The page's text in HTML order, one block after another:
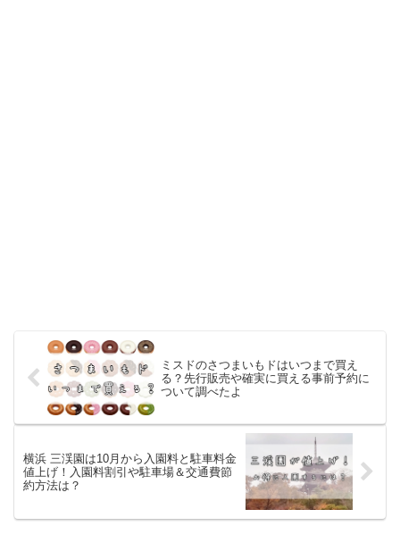
ミスドのさつまいもドはいつまで買え
る？先行販売や確実に買える事前予約に
ついて調べたよ
横浜 三渓園は10月から入園料と駐車料金
値上げ！入園料割引や駐車場＆交通費節
約方法は？